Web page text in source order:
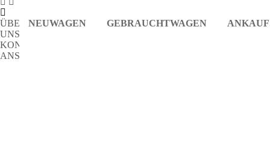
NEUWAGEN GEBRAUCHTWAGEN
ÜBER
UNS
KONTAKT
ANSPRECHPARTNER